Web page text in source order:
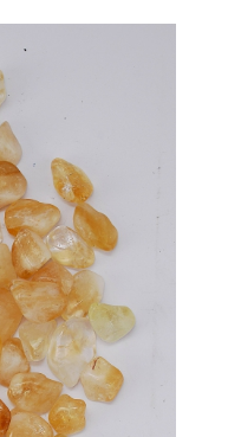
Markera